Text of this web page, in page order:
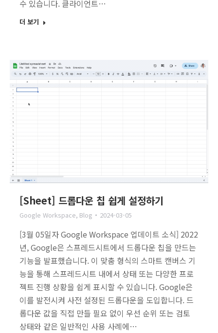
수 있습니다. 클라이언트…
더 보기
[Sheet] 드롭다운 칩 쉽게 설정하기
Google Workspace, Blog 2024-03-05
[3월 05일자 Google Workspace 업데이트 소식] 2022
년, Google은 스프레드시트에서 드롭다운 칩을 만드는
기능을 발표했습니다. 이 맞춤 형식의 스마트 캔버스 기
능을 통해 스프레드시트 내에서 상태 또는 다양한 프로
젝트 진행 상황을 쉽게 표시할 수 있습니다. Google은
이를 발전시켜 사전 설정된 드롭다운을 도입합니다. 드
롭다운 값을 직접 만들 필요 없이 우선 순위 또는 검토
상태와 같은 일반적인 사용 사례에…